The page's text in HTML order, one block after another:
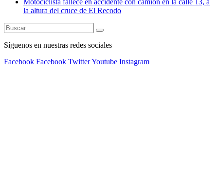
la altura del cruce de El Recodo
Síguenos en nuestras redes sociales
Facebook Facebook TwitterYoutube Instagram